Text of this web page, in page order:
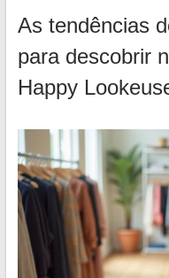
As tendências
para descobrir
Happy